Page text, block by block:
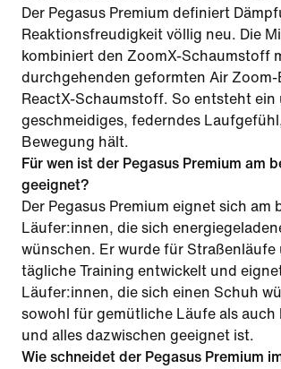
Der Pegasus Premium definiert
Reaktionsfreudigkeit völlig neu. Die
kombiniert den ZoomX-Schaumstoff
durchgehenden geformten Air Zoom-
ReactX-Schaumstoff. So entsteht ein
geschmeidiges, federndes
Bewegung hält.
Für wen ist der Pegasus Premium am
geeignet?
Der Pegasus Premium eignet sich am
Läufer:innen, die sich
wünschen. Er wurde für Straßenläufe
tägliche Training entwickelt und
Läufer:innen, die sich einen Schuh
sowohl für gemütliche Läufe als auch
und alles dazwischen geeignet ist.
Wie schneidet der Pegasus Premium